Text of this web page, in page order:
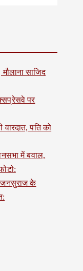
साजिद
पर
पति को
में बवाल,
जनसुराज के